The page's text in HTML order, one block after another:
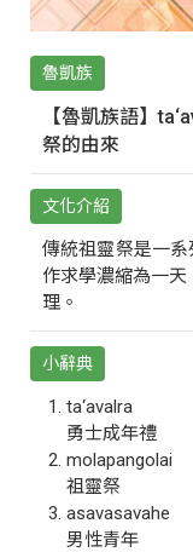
魯凱族
【魯凱族語】
祭的由來
文化介紹
傳統祖靈祭是一
作求學濃縮為一天
理。
小辭典
ta‘avalra
勇士成年禮
molapangolai
祖靈祭
asavasavahe
男性青年